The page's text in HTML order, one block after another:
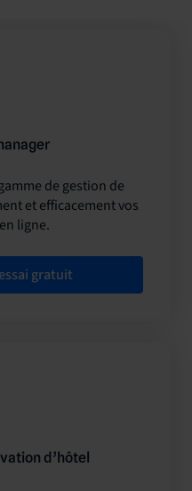
de gestion de
et efficacement vos
ligne.
gratuit
d’hôtel